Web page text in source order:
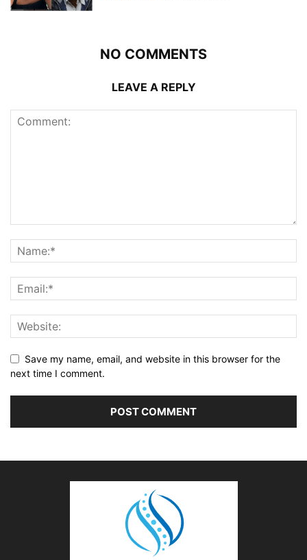
NO COMMENTS
LEAVE A REPLY
Save my name, email, and website in this browser for the
next time I comment.